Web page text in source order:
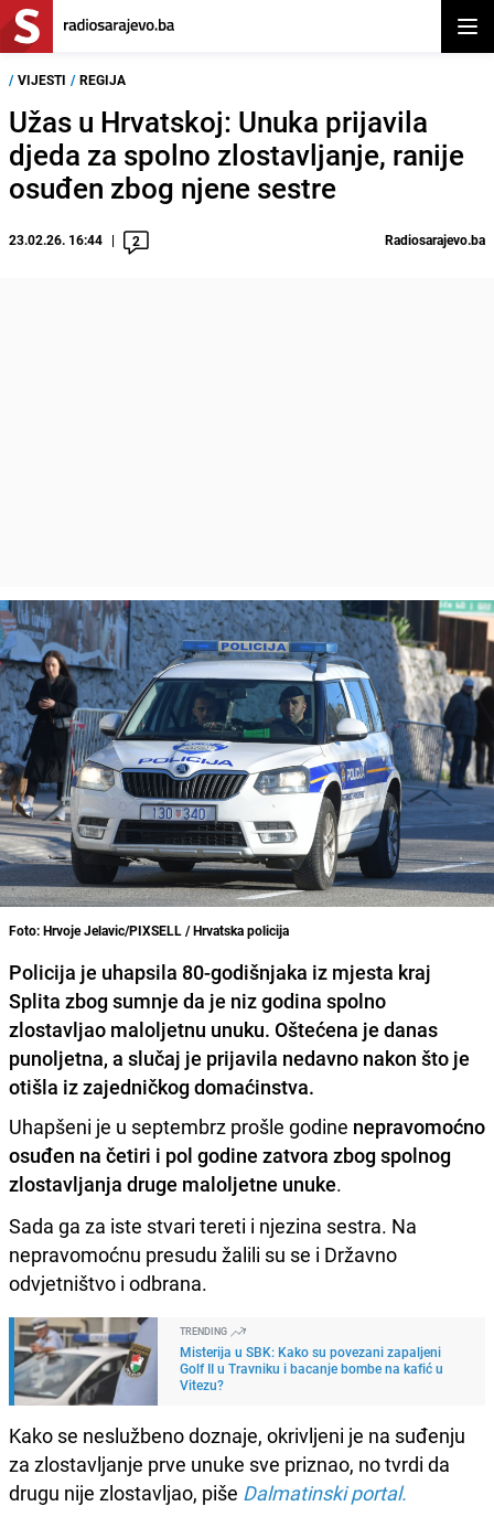
/ VIJESTI / REGIJA
Užas u Hrvatskoj: Unuka prijavila
djeda za spolno zlostavljanje, ranije
osuđen zbog njene sestre
23.02.26. 16:44 2 Radiosarajevo.ba
Foto: Hrvoje Jelavic/PIXSELL / Hrvatska policija
Policija je uhapsila 80-godišnjaka iz mjesta kraj
Splita zbog sumnje da je niz godina spolno
zlostavljao maloljetnu unuku. Oštećena je danas
punoljetna, a slučaj je prijavila nedavno nakon što je
otišla iz zajedničkog domaćinstva.
Uhapšeni je u septembrz prošle godine nepravomoćno
osuđen na četiri i pol godine zatvora zbog spolnog
zlostavljanja druge maloljetne unuke.
Sada ga za iste stvari tereti i njezina sestra. Na
nepravomoćnu presudu žalili su se i Državno
odvjetništvo i odbrana.
TRENDING
Misterija u SBK: Kako su povezani zapaljeni
Golf II u Travniku i bacanje bombe na kafić u
Vitezu?
Kako se neslužbeno doznaje, okrivljeni je na suđenju
za zlostavljanje prve unuke sve priznao, no tvrdi da
drugu nije zlostavljao, piše Dalmatinski portal.